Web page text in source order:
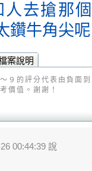
去搶那
鑽牛角尖
案說明
９的評分代表由負面
價值。謝謝！
00:44:39 說